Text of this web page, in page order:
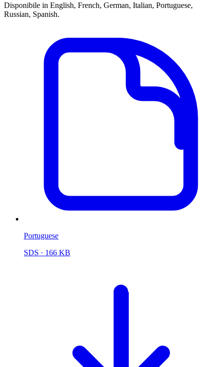
Disponibile in English, French, German, Italian, Portuguese,
Russian, Spanish.
Portuguese
SDS · 166 KB